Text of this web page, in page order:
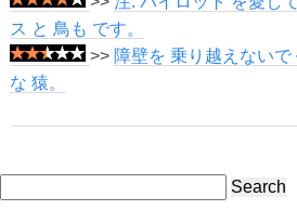
ス と 鳥も です。
>> 障壁を 乗り越えない
な 猿。
Search